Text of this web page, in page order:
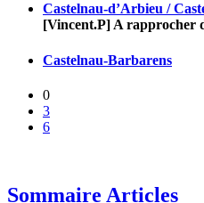
Castelnau-d’Arbieu /
[Vincent.P] A rapprocher
Castelnau-Barbarens
0
3
6
Sommaire Articles